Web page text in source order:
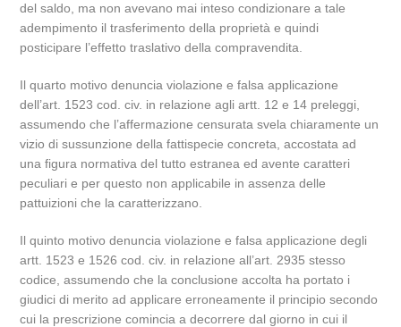
del saldo, ma non avevano mai inteso condizionare a tale
adempimento il trasferimento della proprietà e quindi
posticipare l’effetto traslativo della compravendita.
Il quarto motivo denuncia violazione e falsa applicazione
dell’art. 1523 cod. civ. in relazione agli artt. 12 e 14 preleggi,
assumendo che l’affermazione censurata svela chiaramente un
vizio di sussunzione della fattispecie concreta, accostata ad
una figura normativa del tutto estranea ed avente caratteri
peculiari e per questo non applicabile in assenza delle
pattuizioni che la caratterizzano.
Il quinto motivo denuncia violazione e falsa applicazione degli
artt. 1523 e 1526 cod. civ. in relazione all’art. 2935 stesso
codice, assumendo che la conclusione accolta ha portato i
giudici di merito ad applicare erroneamente il principio secondo
cui la prescrizione comincia a decorrere dal giorno in cui il